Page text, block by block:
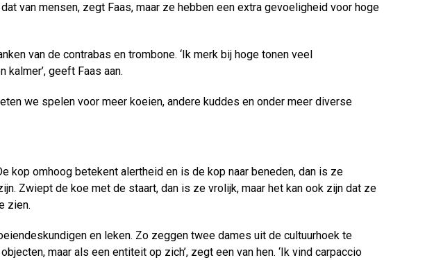
van mensen, zegt Faas, maar ze hebben een extra gevoeligheid voor hoge
van de contrabas en trombone. ‘Ik merk bij hoge tonen veel
geeft Faas aan.
we spelen voor meer koeien, andere kuddes en onder meer diverse
kop omhoog betekent alertheid en is de kop naar beneden, dan is ze
Zwiept de koe met de staart, dan is ze vrolijk, maar het kan ook zijn dat ze
zien.
en leken. Zo zeggen twee dames uit de cultuurhoek te
maar als een entiteit op zich’, zegt een van hen. ‘Ik vind carpaccio